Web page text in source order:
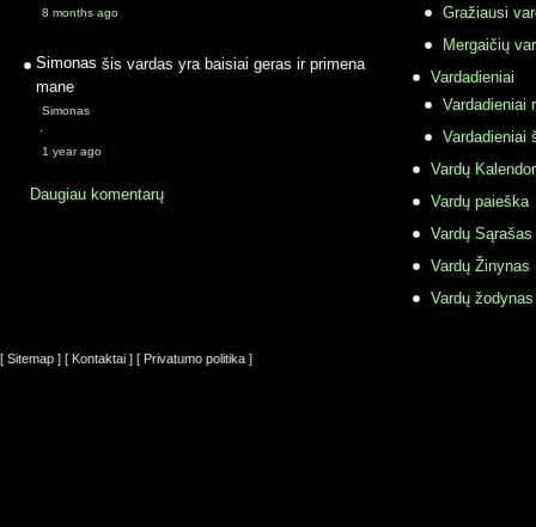
8 months ago
Simonas šis vardas yra baisiai geras ir primena
mane
Simonas
·
1 year ago
Daugiau komentarų
Gražiausi
Mergaičių
Vardadieniai
Vardadieniai
Vardadieniai
Vardų
Vardų paieška
Vardų Sąrašas
Vardų Žinynas
Vardų
[ Sitemap ] [ Kontaktai ] [ Privatumo politika ]